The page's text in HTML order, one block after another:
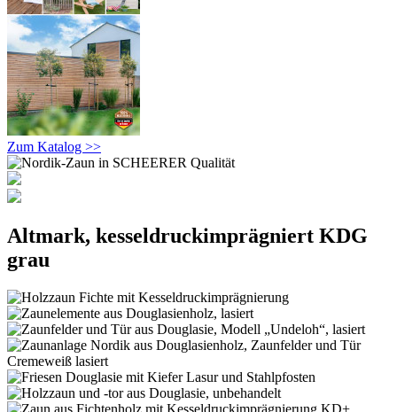
Zum Katalog >>
Altmark, kesseldruckimprägniert KDG
grau